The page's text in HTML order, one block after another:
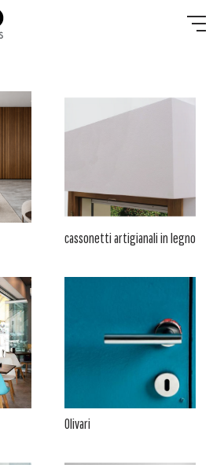
cassonetti artigianali in legno
Olivari